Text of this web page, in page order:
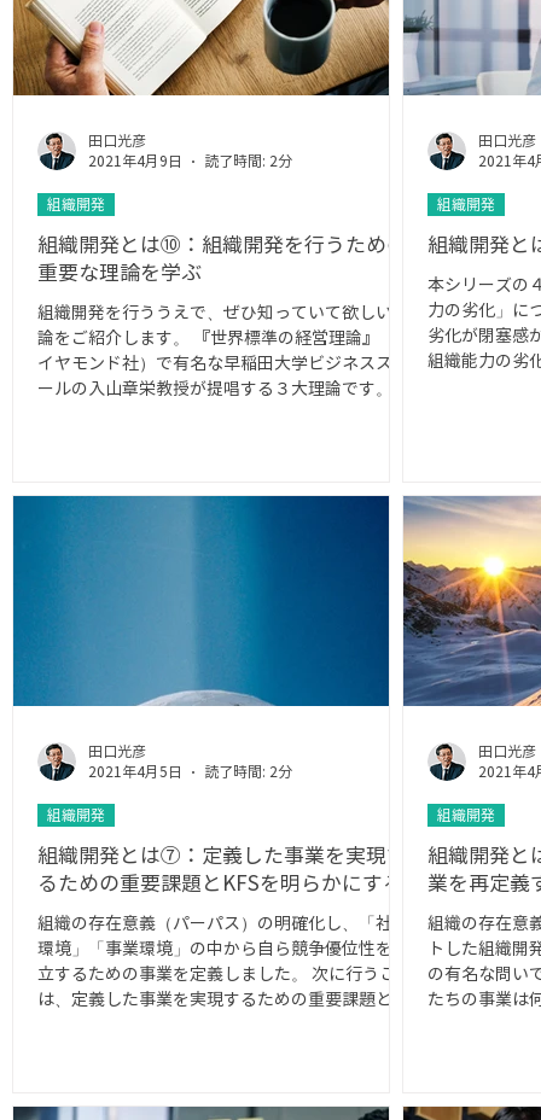
組織開発とは⑩：組織開発を行うための
重要な理論を学ぶ
組織開発を行ううえで、ぜひ知っていて欲しい理
論をご紹介します。 『世界標準の経営理論』（ダ
イヤモンド社）で有名な早稲田大学ビジネススク
ールの入山章栄教授が提唱する３大理論です。 入
組織開発
田口光彦
2021年4月9日
読了時間: 2分
組織開発と
本シリーズの
力の劣化」に
劣化が閉塞感
組織能力の劣
組織開発
田口光彦
2021年4
組織開発とは⑦：定義した事業を実現す
るための重要課題とKFSを明らかにする
組織の存在意義（パーパス）の明確化し、「社会
環境」「事業環境」の中から自ら競争優位性を確
立するための事業を定義しました。 次に行うこと
は、定義した事業を実現するための重要課題と
組織開発
田口光彦
2021年4月5日
読了時間: 2分
組織開発と
業を再定義
組織の存在意
トした組織開
の有名な問い
たちの事業は
組織開発
田口光彦
2021年4